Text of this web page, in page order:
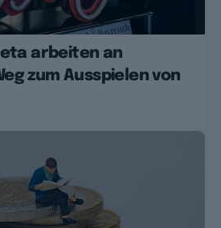
arbeiten an
zum Ausspielen von